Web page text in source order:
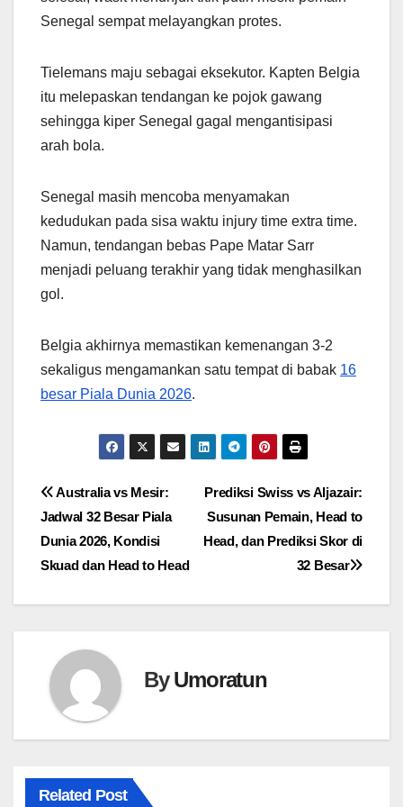
Senegal sempat melayangkan protes.
Tielemans maju sebagai eksekutor. Kapten Belgia
itu melepaskan tendangan ke pojok gawang
sehingga kiper Senegal gagal mengantisipasi
arah bola.
Senegal masih mencoba menyamakan
kedudukan pada sisa waktu injury time extra time.
Namun, tendangan bebas Pape Matar Sarr
menjadi peluang terakhir yang tidak menghasilkan
gol.
Belgia akhirnya memastikan kemenangan 3-2
sekaligus mengamankan satu tempat di babak 16
besar Piala Dunia 2026.
Navigasi
pos
Prediksi Swiss vs Aljazair:
Susunan Pemain, Head to
Head, dan Prediksi Skor di
32 Besar
Australia vs Mesir:
Jadwal 32 Besar Piala
Dunia 2026, Kondisi
Skuad dan Head to Head
ByUmoratun
Related Post